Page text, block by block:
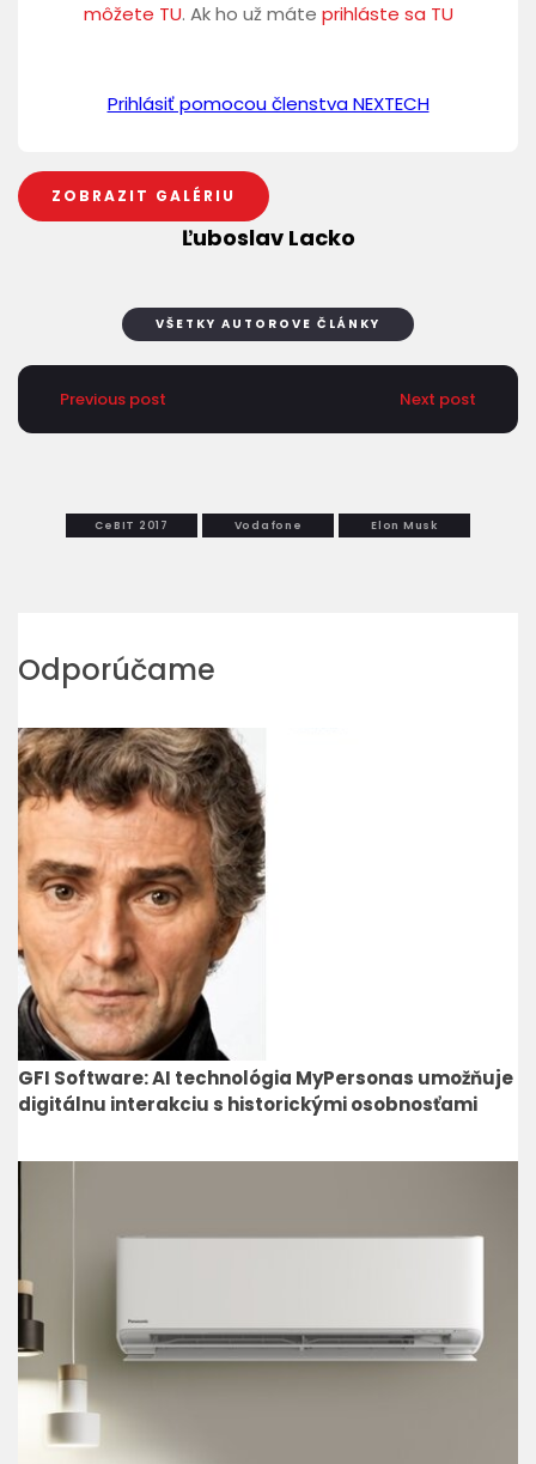
môžete TU. Ak ho už máte prihláste sa TU
Prihlásiť pomocou členstva NEXTECH
ZOBRAZIT GALÉRIU
Ľuboslav Lacko
VŠETKY AUTOROVE ČLÁNKY
Previous post Next post
CeBIT 2017 Vodafone Elon Musk
Odporúčame
GFI Software: AI technológia MyPersonas umožňuje
digitálnu interakciu s historickými osobnosťami